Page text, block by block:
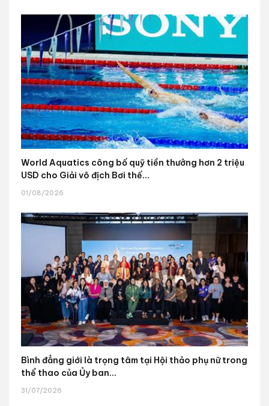
World Aquatics công bố quỹ tiền thưởng hơn 2 triệu
USD cho Giải vô địch Bơi thế...
01/08/2026
Bình đẳng giới là trọng tâm tại Hội thảo phụ nữ trong
thể thao của Ủy ban...
31/07/2026